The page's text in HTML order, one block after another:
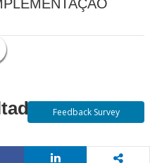
Feedback Survey